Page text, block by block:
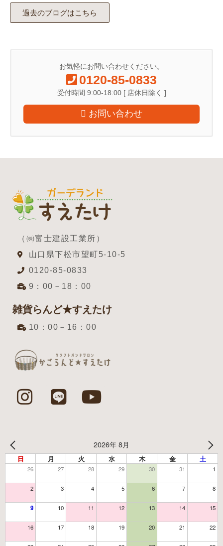
過去のブログはこちら
お気軽にお問い合わせください。
0120-85-0833
受付時間 9:00-18:00 [ 店休日除く ]
お問い合わせ
（㈱富士建設工業所）
山口県下松市望町5-10-5
0120-85-0833
9：00－18：00
雑貨らんど★すえたけ
10：00－16：00
2026年 8月
日 月 火 水 木 金 土
26 27 28 29 30 31 1
2 3 4 5 6 7 8
9 10 11 12 13 14 15
16 17 18 19 20 21 22